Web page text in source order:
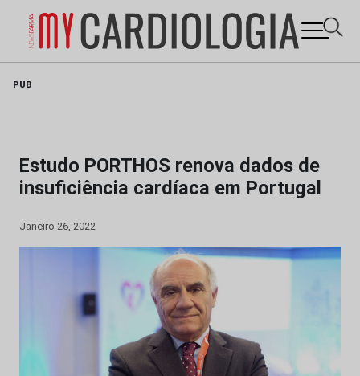
PUB
Estudo PORTHOS renova dados de
insuficiência cardíaca em Portugal
Janeiro 26, 2022